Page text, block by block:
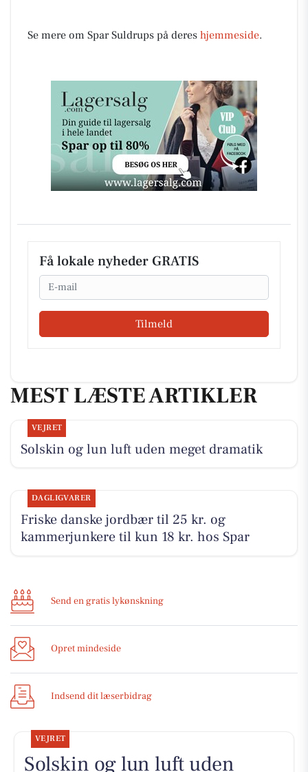
Se mere om Spar Suldrups på deres hjemmeside.
Få lokale nyheder GRATIS
Email
Tilmeld
MEST LÆSTE ARTIKLER
VEJRET
Solskin og lun luft uden meget dramatik
DAGLIGVARER
Friske danske jordbær til 25 kr. og
kammerjunkere til kun 18 kr. hos Spar
Send en gratis lykønskning
Opret mindeside
Indsend dit læserbidrag
VEJRET
Solskin og lun luft uden